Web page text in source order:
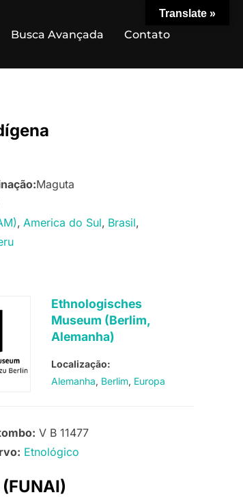
Busca Avançada Contato
Maguta
America do Sul Brasil
Ethnologisches
Museum (Berlim,
Alemanha)
Localização:
Alemanha Berlim Europa
V B 11477
Etnológico
Translate »